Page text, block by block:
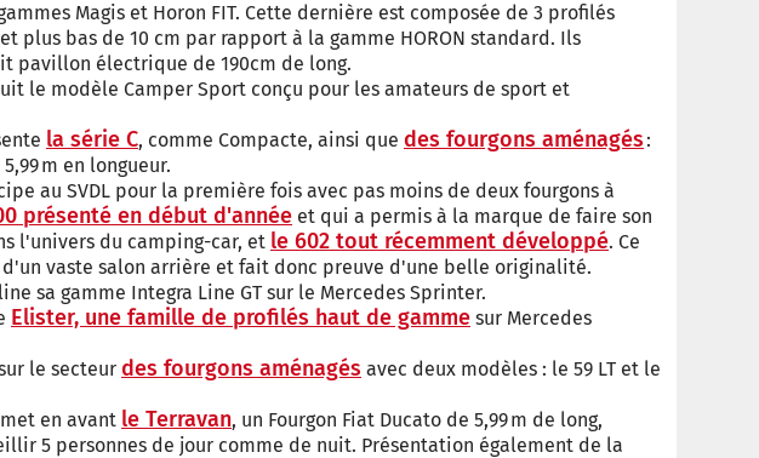
Magis et Horon FIT. Cette dernière est composée de 3 profilés
plus bas de 10 cm par rapport à la gamme HORON standard. Ils
pavillon électrique de 190cm de long.
le modèle Camper Sport conçu pour les amateurs de sport et
la série C, comme Compacte, ainsi que des fourgons aménagés :
5,99 m en longueur.
au SVDL pour la première fois avec pas moins de deux fourgons à
présenté en début d'année et qui a permis à la marque de faire son
l'univers du camping-car, et le 602 tout récemment développé. Ce
vaste salon arrière et fait donc preuve d'une belle originalité.
sa gamme Integra Line GT sur le Mercedes Sprinter.
Elister, une famille de profilés haut de gamme sur Mercedes
le secteur des fourgons aménagés avec deux modèles : le 59 LT et le
met en avant le Terravan, un Fourgon Fiat Ducato de 5,99 m de long,
5 personnes de jour comme de nuit. Présentation également de la